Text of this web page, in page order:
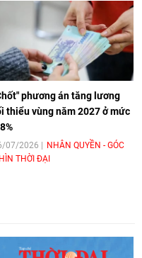
flamenco gắn kết văn
- Tây Ban Nha
tặng Kỷ niệm chương "Vì
nghị giữa các dân tộc"
tại Việt Nam
dân Việt Nam luôn trân
của nước Nga
phương án tăng lương
thiểu vùng năm 2027 ở mức
07/2026
NHÂN QUYỀN - GÓC
THỜI ĐẠI